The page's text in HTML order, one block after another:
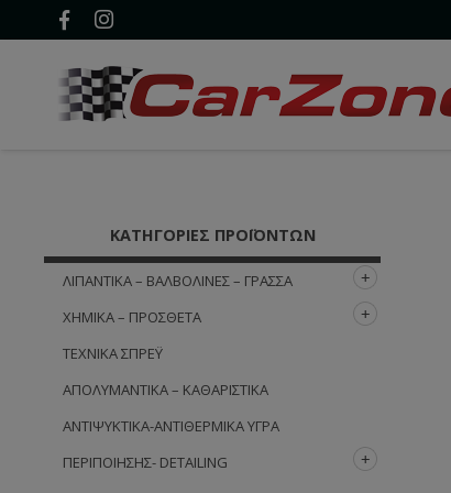
ΚΑΤΗΓΟΡΊΕΣ ΠΡΟΪΌΝΤΩΝ
ΛΙΠΑΝΤΙΚΆ – ΒΑΛΒΟΛΊΝΕΣ – ΓΡΆΣΣΑ
ΧΗΜΙΚΆ – ΠΡΌΣΘΕΤΑ
ΤΕΧΝΙΚΆ ΣΠΡΈΫ
ΑΠΟΛΥΜΑΝΤΙΚΆ – ΚΑΘΑΡΙΣΤΙΚΆ
ΑΝΤΙΨΥΚΤΙΚΆ-ΑΝΤΙΘΕΡΜΙΚΆ ΥΓΡΆ
ΠΕΡΙΠΟΊΗΣΗΣ- DETAILING